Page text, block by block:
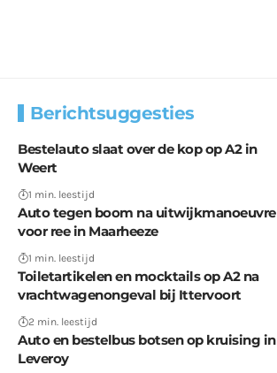
Berichtsuggesties
Bestelauto slaat over de kop op A2 in
Weert
1 min. leestijd
Auto tegen boom na uitwijkmanoeuvre
voor ree in Maarheeze
1 min. leestijd
Toiletartikelen en mocktails op A2 na
vrachtwagenongeval bij Ittervoort
2 min. leestijd
Auto en bestelbus botsen op kruising in
Leveroy